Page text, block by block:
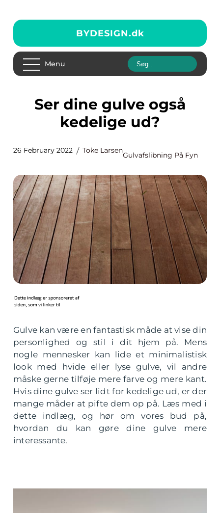
BYDESIGN.dk
Menu
Ser dine gulve også
kedelige ud?
26 February 2022 Toke Larsen
Gulvafslibning På Fyn
Gulve kan være en fantastisk måde at vise din
personlighed og stil i dit hjem på. Mens
nogle mennesker kan lide et minimalistisk
look med hvide eller lyse gulve, vil andre
måske gerne tilføje mere farve og mere kant.
Hvis dine gulve ser lidt for kedelige ud, er der
mange måder at pifte dem op på. Læs med i
dette indlæg, og hør om vores bud på,
hvordan du kan gøre dine gulve mere
interessante.